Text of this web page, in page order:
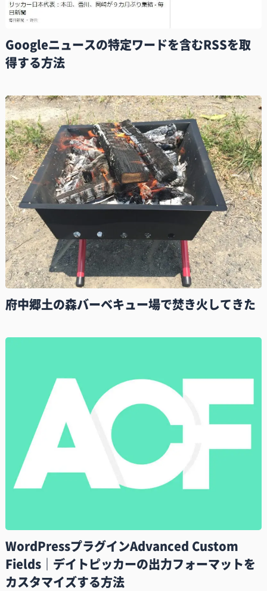
Googleニュースの特定ワードを含むRSSを取
得する方法
府中郷土の森バーベキュー場で焚き火してきた
WordPressプラグインAdvanced Custom
Fields｜デイトピッカーの出力フォーマットを
カスタマイズする方法